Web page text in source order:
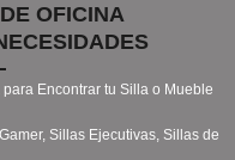
OFICINA
Encontrar tu Silla o Mueble
Sillas Ejecutivas, Sillas de